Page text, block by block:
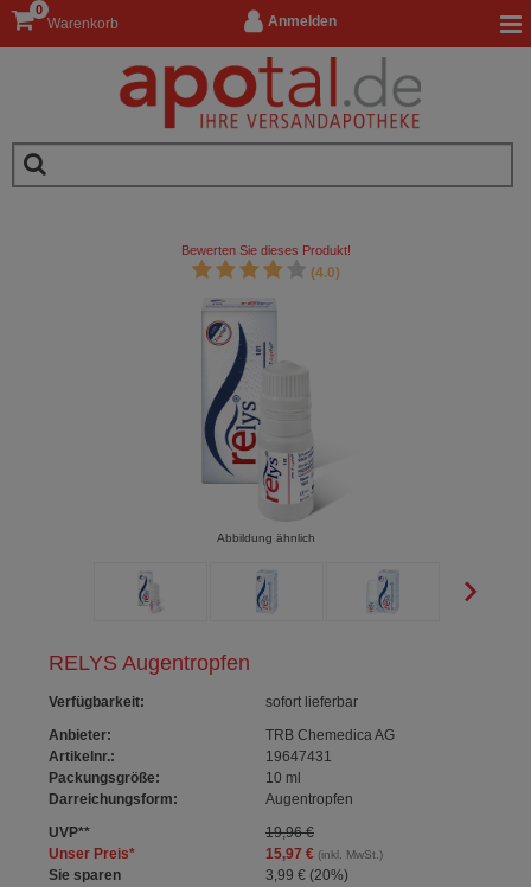
Anmelden
Warenkorb
0
RELYS Augentropfen
Verfügbarkeit:
sofort lieferbar
Anbieter:
TRB Chemedica AG
Artikelnr.:
19647431
Packungsgröße:
10 ml
Darreichungsform:
Augentropfen
UVP**
19,96 €
Unser Preis* 15,97 €(inkl. MwSt.)
Sie sparen 3,99 € (20%)
Bewerten Sie dieses Produkt!
(4.0)
Abbildung ähnlich